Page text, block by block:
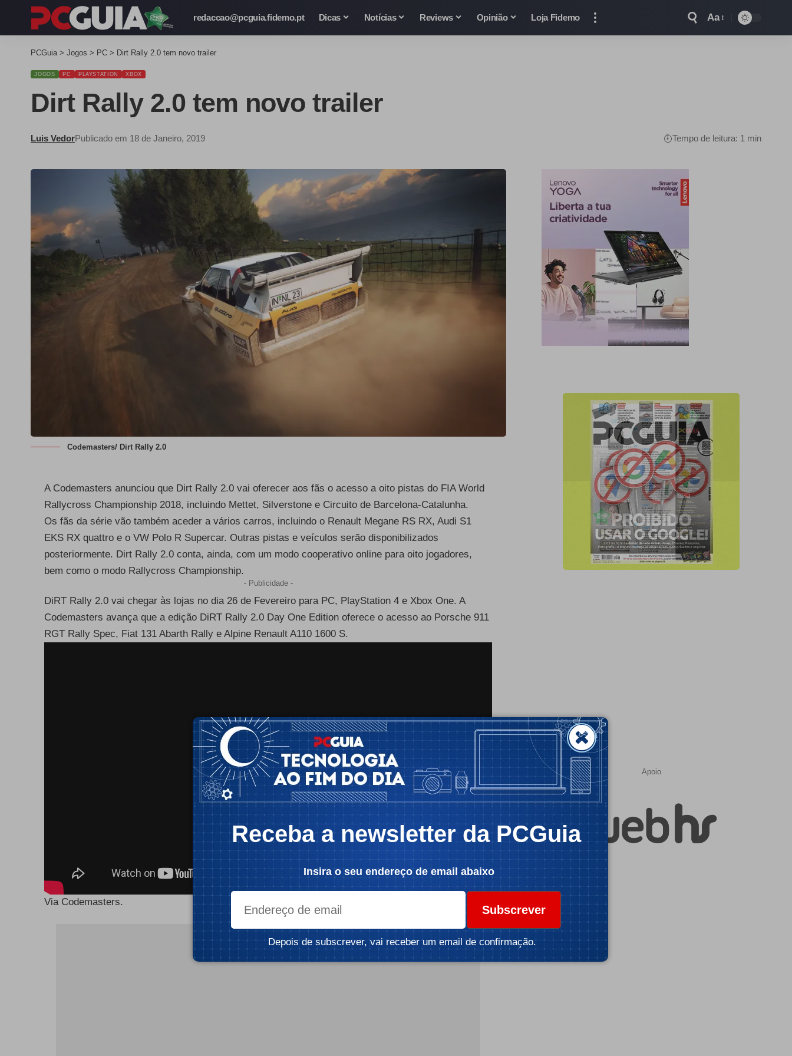
redaccao@pcguia.fidemo.pt Dicas Notícias Reviews Opinião Loja Fidemo Aa
PCGuia > Jogos > PC > Dirt Rally 2.0 tem novo trailer
JOGOS PC PLAYSTATION XBOX
Dirt Rally 2.0 tem novo trailer
Luis VedorPublicado em 18 de Janeiro, 2019 Tempo de leitura: 1 min
Codemasters/ Dirt Rally 2.0
A Codemasters anunciou que Dirt Rally 2.0 vai oferecer aos fãs o acesso a oito pistas do FIA World
Rallycross Championship 2018, incluindo Mettet, Silverstone e Circuito de Barcelona-Catalunha.
Os fãs da série vão também aceder a vários carros, incluindo o Renault Megane RS RX, Audi S1
EKS RX quattro e o VW Polo R Supercar. Outras pistas e veículos serão disponibilizados
posteriormente. Dirt Rally 2.0 conta, ainda, com um modo cooperativo online para oito jogadores,
bem como o modo Rallycross Championship.
- Publicidade -
DiRT Rally 2.0 vai chegar às lojas no dia 26 de Fevereiro para PC, PlayStation 4 e Xbox One. A
Codemasters avança que a edição DiRT Rally 2.0 Day One Edition oferece o acesso ao Porsche 911
RGT Rally Spec, Fiat 131 Abarth Rally e Alpine Renault A110 1600 S.
Via Codemasters.
- Publicidade -
Apoio
Receba a newsletter da PCGuia
Insira o seu endereço de email abaixo
Subscrever
Depois de subscrever, vai receber um email de confirmação.